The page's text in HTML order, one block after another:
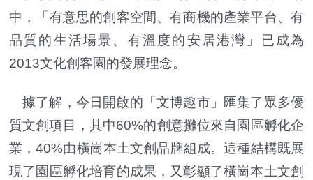
中，「有意思的創客空間、有商機的產業平台、有
品質的生活場景、有溫度的安居港灣」已成為
2013文化創客園的發展理念。
據了解，今日開啟的「文博趣市」匯集了眾多優
質文創項目，其中60%的創意攤位來自園區孵化企
業，40%由橫崗本土文創品牌組成。這種結構既展
現了園區孵化培育的成果，又彰顯了橫崗本土文創